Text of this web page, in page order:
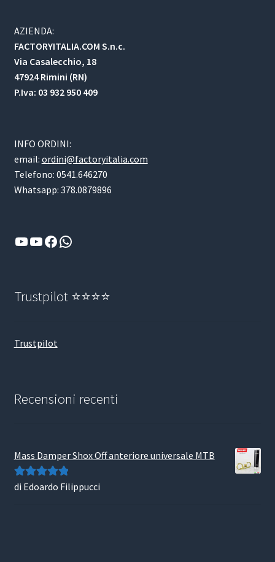
AZIENDA:
FACTORYITALIA.COM S.n.c.
Via Casalecchio, 18
47924 Rimini (RN)
P.Iva: 03 932 950 409
INFO ORDINI:
email: ordini@factoryitalia.com
Telefono: 0541.646270
Whatsapp: 378.0879896
YouTube
YouTube
Facebook
WhatsApp
Trustpilot ⭐⭐⭐⭐
Trustpilot
Recensioni recenti
Mass Damper Shox Off anteriore universale MTB
Valutato5su
di Edoardo Filippucci